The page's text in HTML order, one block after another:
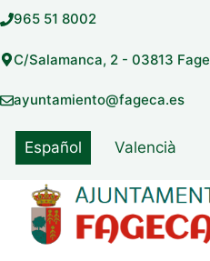
Saltar
contenido
965 51 8002
C/Salamanca, 2 - 03813
ayuntamiento@fageca.es
Español Valencià